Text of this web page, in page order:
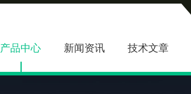
产品中心 新闻资讯 技术文章